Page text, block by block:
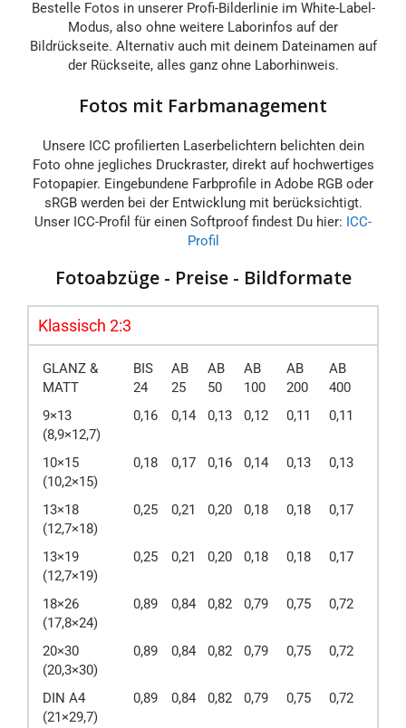
Bestelle Fotos in unserer Profi-Bilderlinie im White-Label-
Modus, also ohne weitere Laborinfos auf der
Bildrückseite. Alternativ auch mit deinem Dateinamen auf
der Rückseite, alles ganz ohne Laborhinweis.
Fotos mit Farbmanagement
Unsere ICC profilierten Laserbelichtern belichten dein
Foto ohne jegliches Druckraster, direkt auf hochwertiges
Fotopapier. Eingebundene Farbprofile in Adobe RGB oder
sRGB werden bei der Entwicklung mit berücksichtigt.
Unser ICC-Profil für einen Softproof findest Du hier: ICC-
Profil
Fotoabzüge - Preise - Bildformate
Klassisch 2:3
GLANZ &
MATT
BIS
24
AB
25
AB
50
AB
100
AB
200
AB
400
9×13
(8,9×12,7)
0,16 0,14 0,13 0,12 0,11 0,11
10×15
(10,2×15)
0,18 0,17 0,16 0,14 0,13 0,13
13×18
(12,7×18)
0,25 0,21 0,20 0,18 0,18 0,17
13×19
(12,7×19)
0,25 0,21 0,20 0,18 0,18 0,17
18×26
(17,8×24)
0,89 0,84 0,82 0,79 0,75 0,72
20×30
(20,3×30)
0,89 0,84 0,82 0,79 0,75 0,72
DIN A4
(21×29,7)
0,89 0,84 0,82 0,79 0,75 0,72